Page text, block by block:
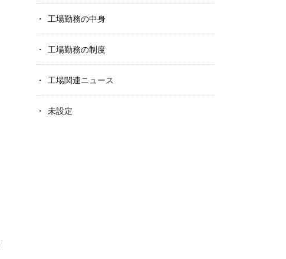
工場勤務の中身
工場勤務の制度
工場関連ニュース
未設定